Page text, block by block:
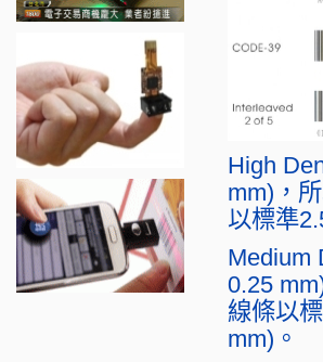
High
mm)，
以標準
Medium
0.25
線條以
mm)。